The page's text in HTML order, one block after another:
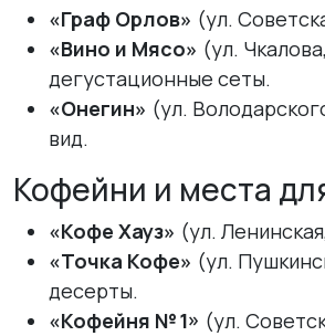
«Граф Орлов» (ул.
«Вино и Мясо» (ул.
дегустационные сеты.
«Онегин» (ул.
вид.
Кофейни и места
«Кофе Хауз» (ул.
«Точка Кофе» (ул.
десерты.
«Кофейня № 1» (ул.